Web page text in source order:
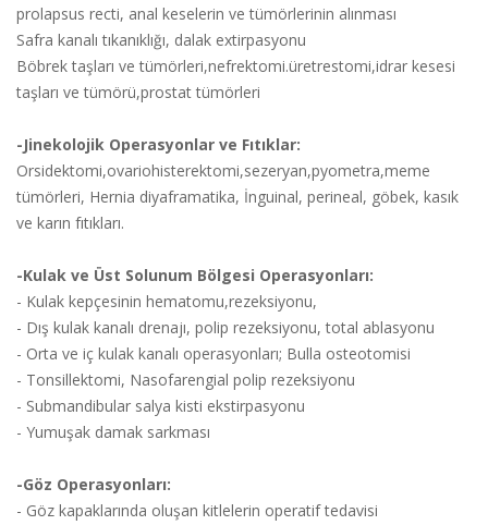
prolapsus recti, anal keselerin ve tümörlerinin alınması
Safra kanalı tıkanıklığı, dalak extirpasyonu
Böbrek taşları ve tümörleri,nefrektomi.üretrestomi,idrar kesesi
taşları ve tümörü,prostat tümörleri
-Jinekolojik Operasyonlar ve Fıtıklar:
Orsidektomi,ovariohisterektomi,sezeryan,pyometra,meme
tümörleri, Hernia diyaframatika, İnguinal, perineal, göbek, kasık
ve karın fıtıkları.
-Kulak ve Üst Solunum Bölgesi Operasyonları:
- Kulak kepçesinin hematomu,rezeksiyonu,
- Dış kulak kanalı drenajı, polip rezeksiyonu, total ablasyonu
- Orta ve iç kulak kanalı operasyonları; Bulla osteotomisi
- Tonsillektomi, Nasofarengial polip rezeksiyonu
- Submandibular salya kisti ekstirpasyonu
- Yumuşak damak sarkması
-Göz Operasyonları:
- Göz kapaklarında oluşan kitlelerin operatif tedavisi